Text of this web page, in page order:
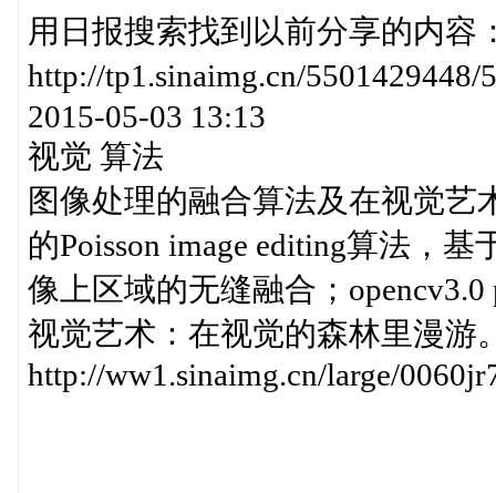
用日报搜索找到以前分享的内容
http://tp1.sinaimg.cn/
2015-05-03 13:13
视觉 算法
图像处理的融合算法及在视觉艺
的Poisson image editing算法，
像上区域的无缝融合；opencv3.0
视觉艺术：在视觉的森林里漫游
http://ww1.sinaimg.cn/large/